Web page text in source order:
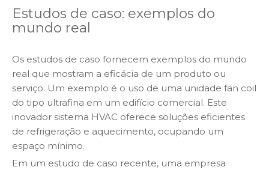
Estudos de caso: exemplos do
mundo real
Os estudos de caso fornecem exemplos do mundo
real que mostram a eficácia de um produto ou
serviço. Um exemplo é o uso de uma unidade fan coil
do tipo ultrafina em um edifício comercial. Este
inovador sistema HVAC oferece soluções eficientes
de refrigeração e aquecimento, ocupando um
espaço mínimo.
Em um estudo de caso recente, uma empresa